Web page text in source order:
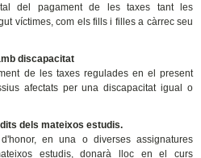
del pagament de les taxes tant les
víctimes, com els fills i filles a càrrec seu
discapacitat
de les taxes regulades en el present
afectats per una discapacitat igual o
dels mateixos estudis.
en una o diverses assignatures
estudis, donarà lloc en el curs